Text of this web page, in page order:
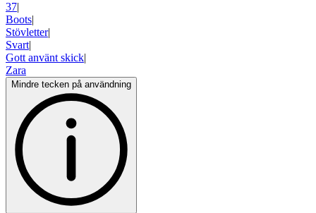
37|
Boots|
Stövletter|
Svart|
Gott använt skick|
Zara
Mindre tecken på användning